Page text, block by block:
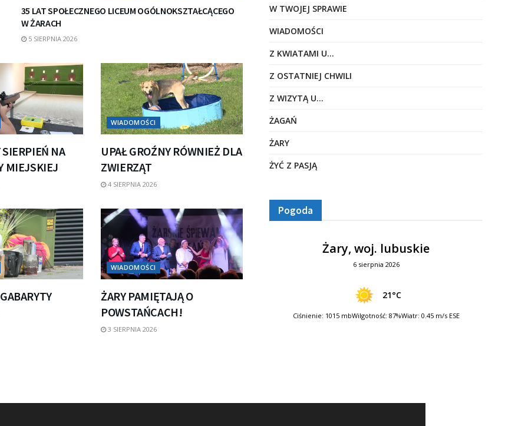
35 LAT SPOŁECZNEGO LICEUM OGÓLNOKSZTAŁCĄCEGO
W ŻARACH
5 SIERPNIA 2026
SIERPIEŃ NA
MIEJSKIEJ
WIADOMOŚCI
UPAŁ GROŹNY RÓWNIEŻ DLA
ZWIERZĄT
4 SIERPNIA 2026
WIADOMOŚCI
ŻARY PAMIĘTAJĄ O
POWSTAŃCACH!
3 SIERPNIA 2026
W TWOJEJ SPRAWIE
WIADOMOŚCI
Z KWIATAMI U…
Z OSTATNIEJ CHWILI
Z WIZYTĄ U…
ŻAGAŃ
ŻARY
ŻYĆ Z PASJĄ
Pogoda
Żary, woj. lubuskie
6 sierpnia 2026
21°C
Ciśnienie: 1015 mbWilgotność: 87%Wiatr: 0.45 m/s ESE